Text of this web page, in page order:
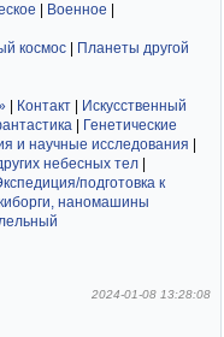
Военное
космос
Планеты другой
Контакт
Искусственный
Генетические
и научные исследования
небесных тел
подготовка к
наномашины
2024-01-08 13:28:08